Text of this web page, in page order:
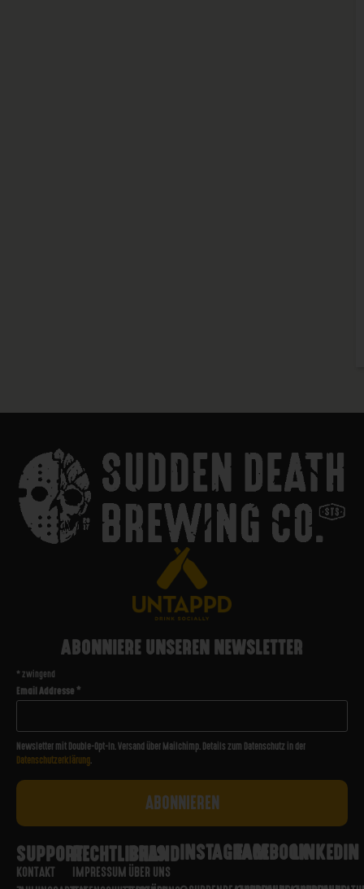
ABONNIERE UNSEREN NEWSLETTER
* zwingend
Email Addresse*
Newsletter mit Double-Opt-In. Versand über Mailchimp. Details zum Datenschutz in der
Datenschutzerklärung.
SUPPORT
KONTAKT
RECHTLICHES
IMPRESSUM
BRAND
ÜBER UNS
INSTAGRAMFACEBOOKLINKEDIN